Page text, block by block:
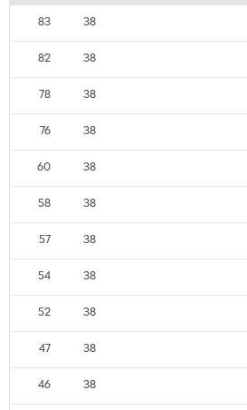
38
83
38
82
38
78
38
76
38
60
38
58
38
57
38
54
38
52
38
47
38
46